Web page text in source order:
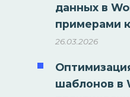
данных в
примерами
26.03.2026
шаблонов в